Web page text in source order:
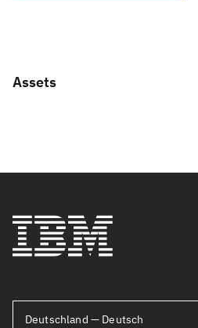
Assets
Deutschland — Deutsch